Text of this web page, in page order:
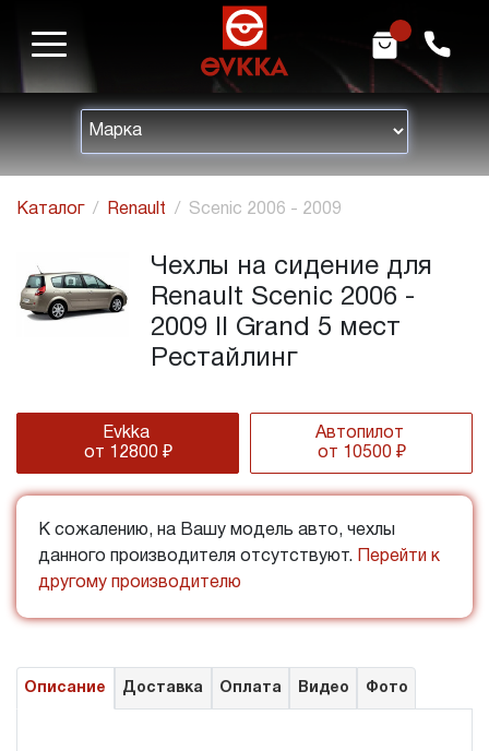
h m
Каталог Renault Scenic 2006 - 2009
Чехлы на сидение для
Renault Scenic 2006 -
2009 II Grand 5 мест
Рестайлинг
Evkka
от 12800 ₽
Автопилот
от 10500 ₽
К сожалению, на Вашу модель авто, чехлы
данного производителя отсутствуют.
Перейти к
другому производителю
Описание Доставка Оплата Видео Фото